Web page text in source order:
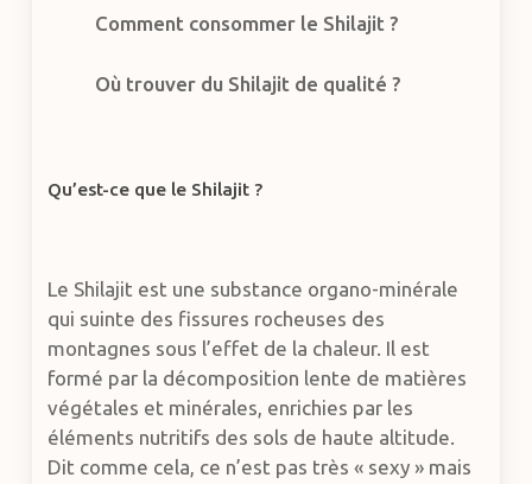
Comment consommer le Shilajit ?
Où trouver du Shilajit de qualité ?
Qu’est-ce que le Shilajit ?
Le Shilajit est une substance organo-minérale
qui suinte des fissures rocheuses des
montagnes sous l’effet de la chaleur. Il est
formé par la décomposition lente de matières
végétales et minérales, enrichies par les
éléments nutritifs des sols de haute altitude.
Dit comme cela, ce n’est pas très « sexy » mais